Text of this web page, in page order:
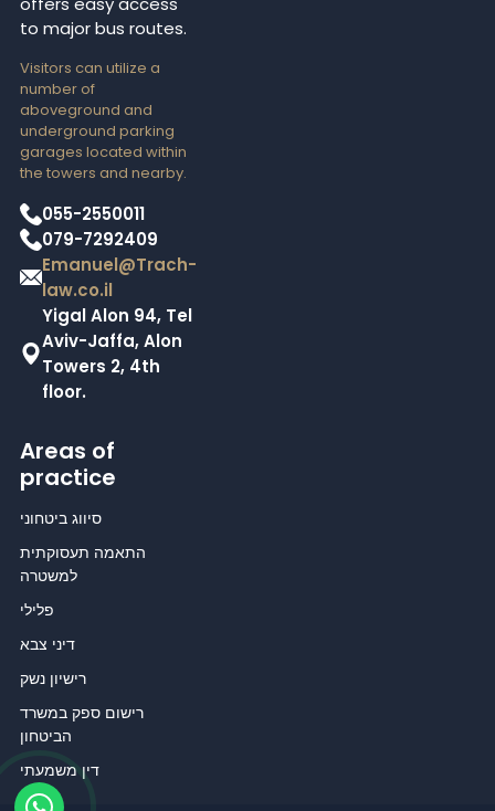
to major bus routes.
Visitors can utilize a
number of
aboveground and
underground parking
garages located within
the towers and nearby.
055-2550011
079-7292409
Emanuel@Trach-
law.co.il
Yigal Alon 94, Tel
Aviv-Jaffa, Alon
Towers 2, 4th
floor.
Areas of
practice
סיווג ביטחוני
התאמה תעסוקתית
למשטרה
פלילי
דיני צבא
רישיון נשק
רישום ספק במשרד
הביטחון
דין משמעתי